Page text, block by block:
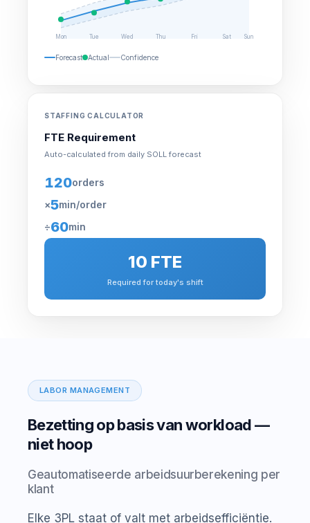
Mon Tue Wed Thu Fri Sat Sun
Forecast Actual Confidence
STAFFING CALCULATOR
FTE Requirement
Auto-calculated from daily SOLL forecast
120orders
×5min/order
÷60min
10 FTE
Required for today's shift
LABOR MANAGEMENT
Bezetting op basis van workload —
niet hoop
Geautomatiseerde arbeidsuurberekening per
klant
Elke 3PL staat of valt met arbeidsefficiëntie.